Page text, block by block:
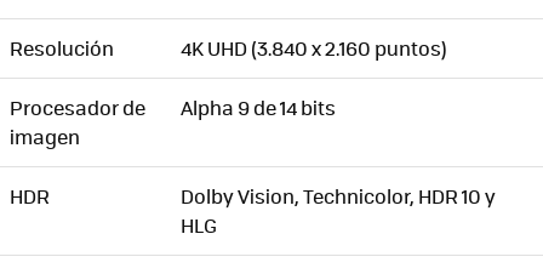
Resolución 4K UHD (3.840 x 2.160 puntos)
Procesador de
imagen
Alpha 9 de 14 bits
HDR
Dolby Vision, Technicolor, HDR 10 y
HLG